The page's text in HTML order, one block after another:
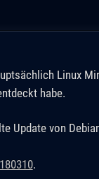
Linux
habe.
Update von
.